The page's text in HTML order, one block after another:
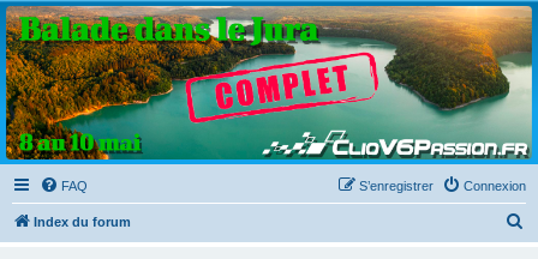
Clio V6 Passion
Le site français des passionnés de Clio V6
FAQ Connexion
S’enregistrer
Index du forum